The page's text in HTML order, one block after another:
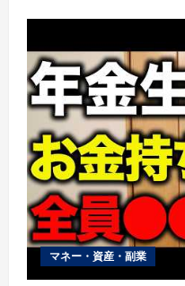
マネー・資産・副業